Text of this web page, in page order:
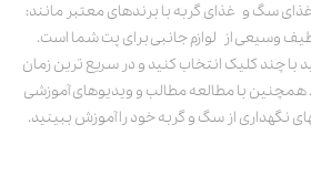
سگ و غذای گربه با برندهای معتبر مانند:
وسیعی از لوازم جانبی برای پت شما است.
با چند کلیک انتخاب کنید و در سریع ترین زمان
با مطالعه مطالب و ویدیوهای آموزشی
نگهداری از سگ و گربه خود را آموزش ببینید.